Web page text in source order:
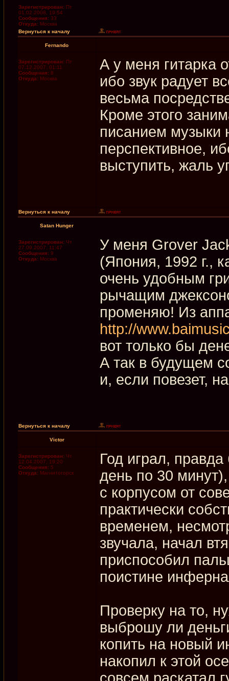
Зарегистрирован: Пт
01.02.2008, 19:54
Сообщения: 33
Откуда: Москва
Вернуться к началу
Fernando
Зарегистрирован: Пт
07.12.2007, 01:11
Сообщения: 8
Откуда: Москва
А у меня гитарка
ибо звук радует
весьма
Кроме этого
писанием музыки
перспективное,
выступить, жаль
Вернуться к началу
Satan Hunger
Зарегистрирован: Чт
27.09.2007, 11:47
Сообщения: 9
Откуда: Москва
У меня Grover
(Япония, 1992 г.,
очень удобным
рычащим
променяю! Из
http://
вот только бы
А так в будущем
и, если повезет,
Вернуться к началу
Victor
Зарегистрирован: Чт
12.04.2007, 19:20
Сообщения: 5
Откуда: Магнитогорск
Год играл, правда
день по 30
с корпусом от
практически
временем,
звучала, начал
приспособил
поистине
Проверку на то,
выброшу ли
копить на новый
накопил к этой